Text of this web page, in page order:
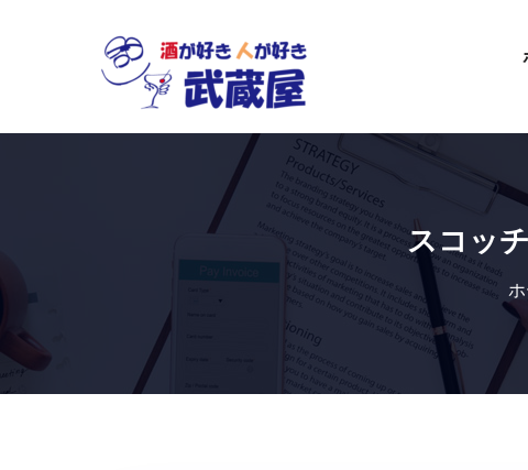
スコッ